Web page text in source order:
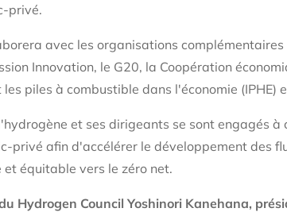
privé.
avec les organisations
Innovation, le G20, la Coopération
piles à combustible dans l'économie (IPHE)
et ses dirigeants se sont engagés
privé afin d'accélérer le développement des
et équitable vers le zéro net.
Hydrogen Council Yoshinori Kanehana,